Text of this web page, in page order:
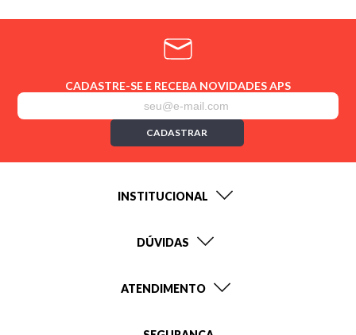
CADASTRE-SE E RECEBA NOVIDADES APS
CADASTRAR
INSTITUCIONAL
DÚVIDAS
ATENDIMENTO